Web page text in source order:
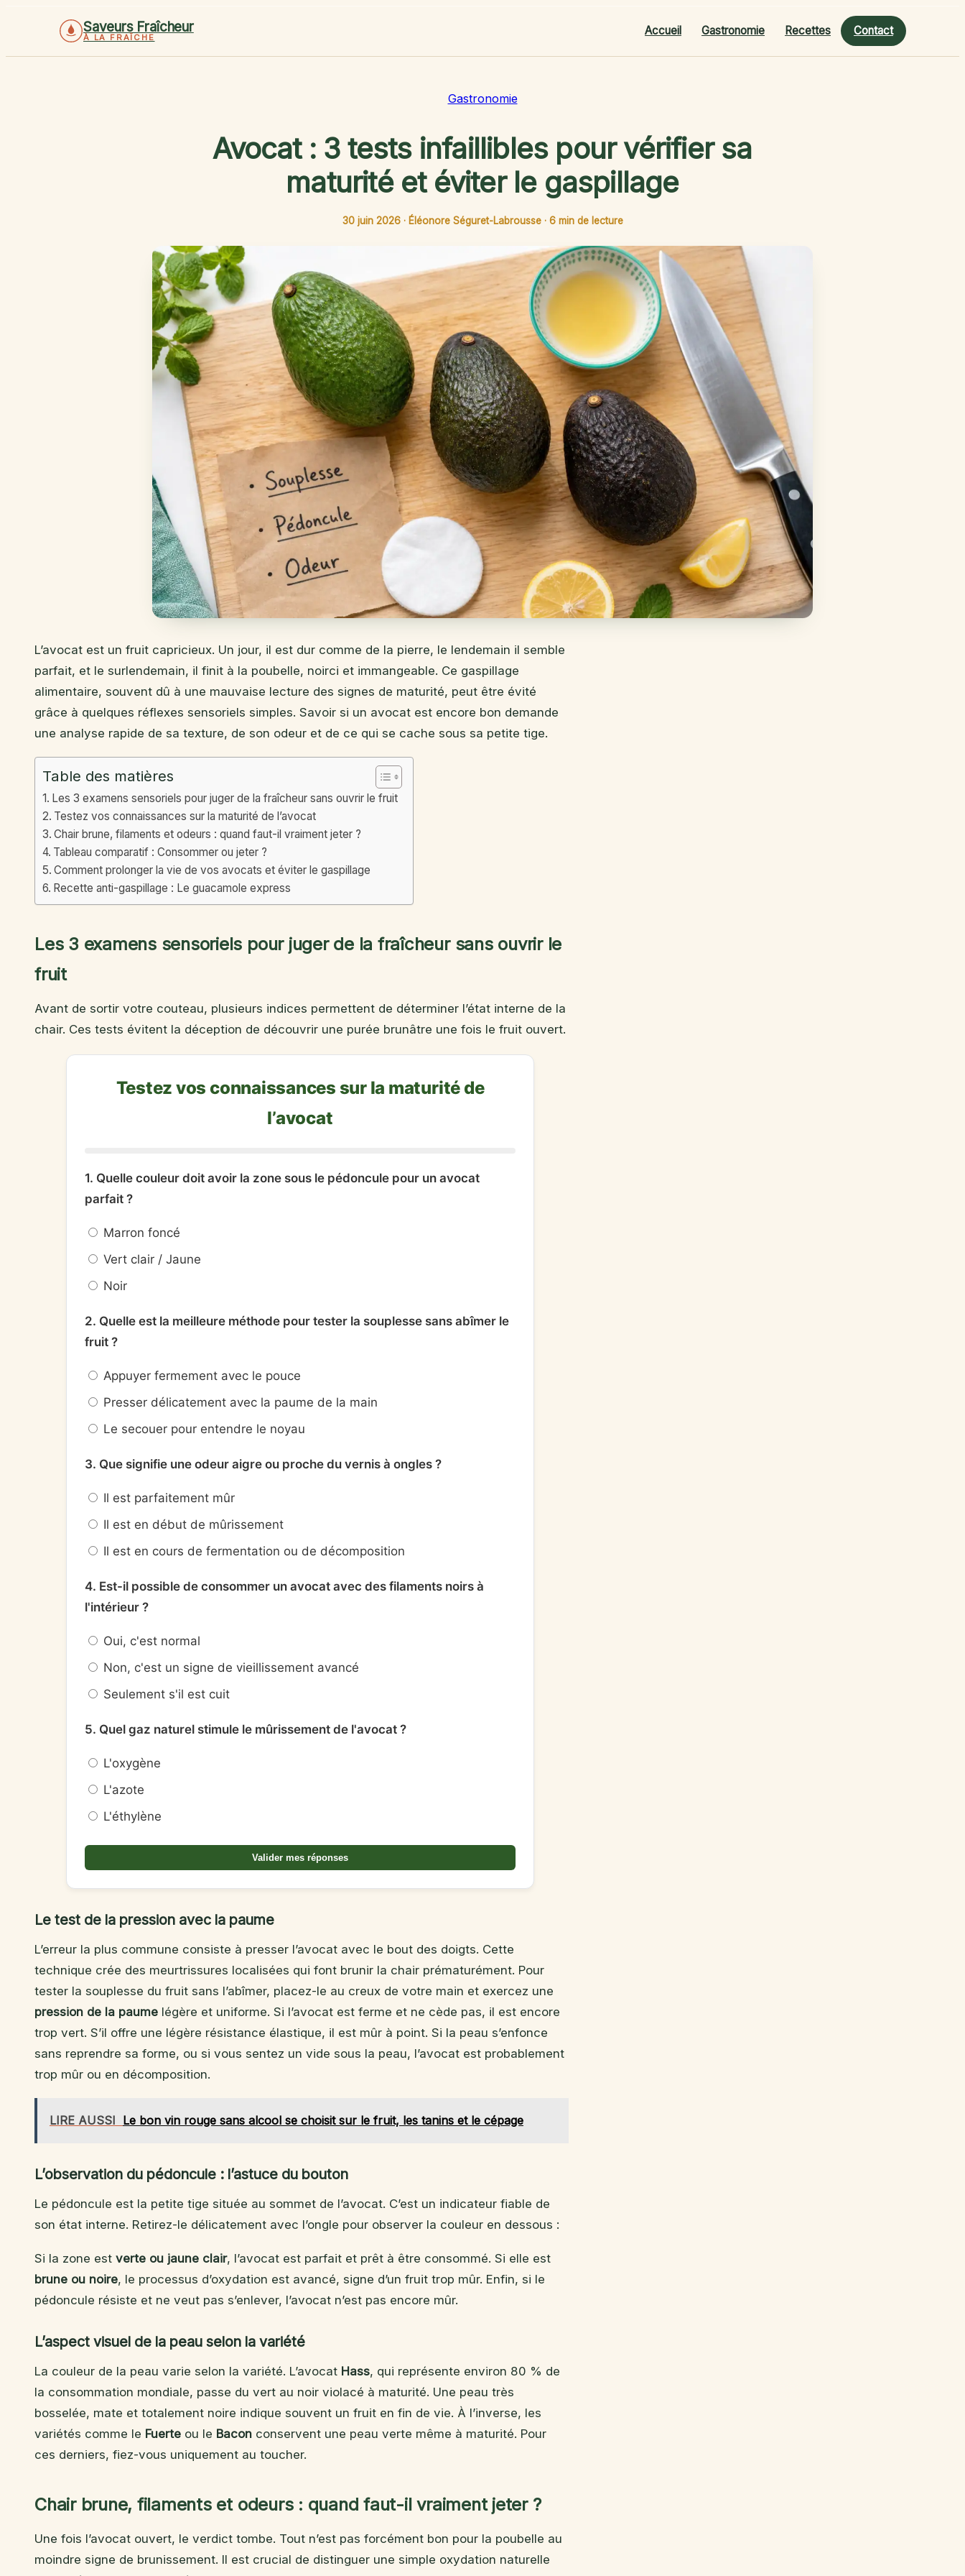
Saveurs Fraîcheur
À LA FRAÎCHE Accueil Gastronomie Recettes Contact
Gastronomie
Avocat : 3 tests infaillibles pour vérifier sa
maturité et éviter le gaspillage
30 juin 2026 · Éléonore Séguret-Labrousse · 6 min de lecture
L’avocat est un fruit capricieux. Un jour, il est dur comme de la pierre, le lendemain il semble
parfait, et le surlendemain, il finit à la poubelle, noirci et immangeable. Ce gaspillage
alimentaire, souvent dû à une mauvaise lecture des signes de maturité, peut être évité
grâce à quelques réflexes sensoriels simples. Savoir si un avocat est encore bon demande
une analyse rapide de sa texture, de son odeur et de ce qui se cache sous sa petite tige.
Table des matières
Les 3 examens sensoriels pour juger de la fraîcheur sans ouvrir le fruit
Testez vos connaissances sur la maturité de l’avocat
Chair brune, filaments et odeurs : quand faut-il vraiment jeter ?
Tableau comparatif : Consommer ou jeter ?
Comment prolonger la vie de vos avocats et éviter le gaspillage
Recette anti-gaspillage : Le guacamole express
Les 3 examens sensoriels pour juger de la fraîcheur sans ouvrir le
fruit
Avant de sortir votre couteau, plusieurs indices permettent de déterminer l’état interne de la
chair. Ces tests évitent la déception de découvrir une purée brunâtre une fois le fruit ouvert.
Testez vos connaissances sur la maturité de
l’avocat
1. Quelle couleur doit avoir la zone sous le pédoncule pour un avocat
parfait ?
Marron foncé
Vert clair / Jaune
Noir
2. Quelle est la meilleure méthode pour tester la souplesse sans abîmer le
fruit ?
Appuyer fermement avec le pouce
Presser délicatement avec la paume de la main
Le secouer pour entendre le noyau
3. Que signifie une odeur aigre ou proche du vernis à ongles ?
Il est parfaitement mûr
Il est en début de mûrissement
Il est en cours de fermentation ou de décomposition
4. Est-il possible de consommer un avocat avec des filaments noirs à
l'intérieur ?
Oui, c'est normal
Non, c'est un signe de vieillissement avancé
Seulement s'il est cuit
5. Quel gaz naturel stimule le mûrissement de l'avocat ?
L'oxygène
L'azote
L'éthylène
Valider mes réponses
Le test de la pression avec la paume
L’erreur la plus commune consiste à presser l’avocat avec le bout des doigts. Cette
technique crée des meurtrissures localisées qui font brunir la chair prématurément. Pour
tester la souplesse du fruit sans l’abîmer, placez-le au creux de votre main et exercez une
pression de la paume légère et uniforme. Si l’avocat est ferme et ne cède pas, il est encore
trop vert. S’il offre une légère résistance élastique, il est mûr à point. Si la peau s’enfonce
sans reprendre sa forme, ou si vous sentez un vide sous la peau, l’avocat est probablement
trop mûr ou en décomposition.
LIRE AUSSI Le bon vin rouge sans alcool se choisit sur le fruit, les tanins et le cépage
L’observation du pédoncule : l’astuce du bouton
Le pédoncule est la petite tige située au sommet de l’avocat. C’est un indicateur fiable de
son état interne. Retirez-le délicatement avec l’ongle pour observer la couleur en dessous :
Si la zone est verte ou jaune clair, l’avocat est parfait et prêt à être consommé. Si elle est
brune ou noire, le processus d’oxydation est avancé, signe d’un fruit trop mûr. Enfin, si le
pédoncule résiste et ne veut pas s’enlever, l’avocat n’est pas encore mûr.
L’aspect visuel de la peau selon la variété
La couleur de la peau varie selon la variété. L’avocat Hass, qui représente environ 80 % de
la consommation mondiale, passe du vert au noir violacé à maturité. Une peau très
bosselée, mate et totalement noire indique souvent un fruit en fin de vie. À l’inverse, les
variétés comme le Fuerte ou le Bacon conservent une peau verte même à maturité. Pour
ces derniers, fiez-vous uniquement au toucher.
Chair brune, filaments et odeurs : quand faut-il vraiment jeter ?
Une fois l’avocat ouvert, le verdict tombe. Tout n’est pas forcément bon pour la poubelle au
moindre signe de brunissement. Il est crucial de distinguer une simple oxydation naturelle